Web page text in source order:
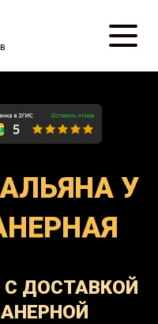
У
С ДОСТАВКОЙ